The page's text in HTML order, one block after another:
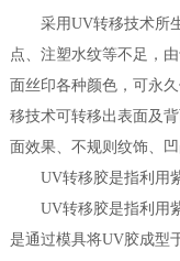
采用UV转移技术所生
点、注塑水纹等不足，
面丝印各种颜色，可永
移技术可转移出表面及
面效果、不规则纹饰、
UV转移胶是指利用紫
UV转移胶是指利用紫
是通过模具将UV胶成型